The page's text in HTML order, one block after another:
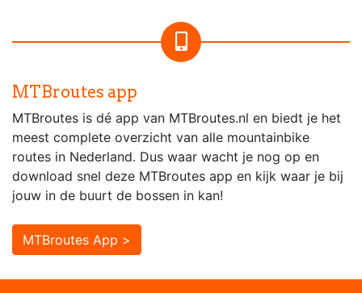
MTBroutes app
MTBroutes is dé app van MTBroutes.nl en biedt je het
meest complete overzicht van alle mountainbike
routes in Nederland. Dus waar wacht je nog op en
download snel deze MTBroutes app en kijk waar je bij
jouw in de buurt de bossen in kan!
MTBroutes App >